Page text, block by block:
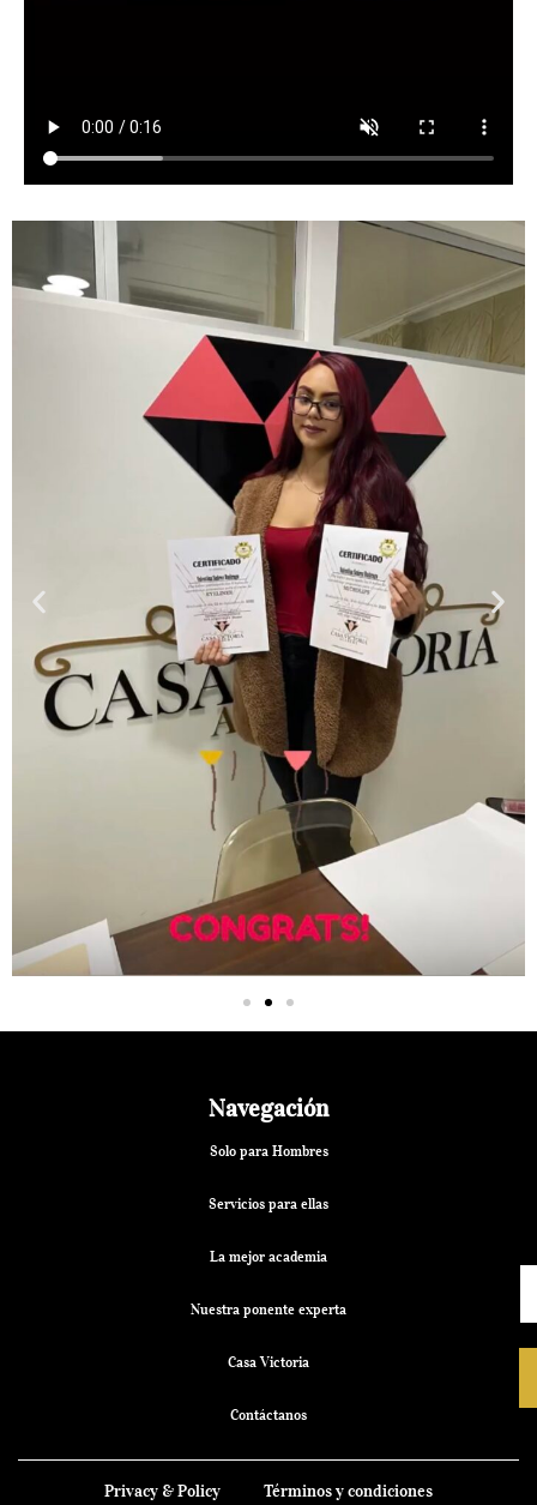
Navegación
Solo para Hombres
Servicios para ellas
La mejor academia
Nuestra ponente experta
Casa Victoria
Contáctanos
Privacy & Policy
Términos y condiciones